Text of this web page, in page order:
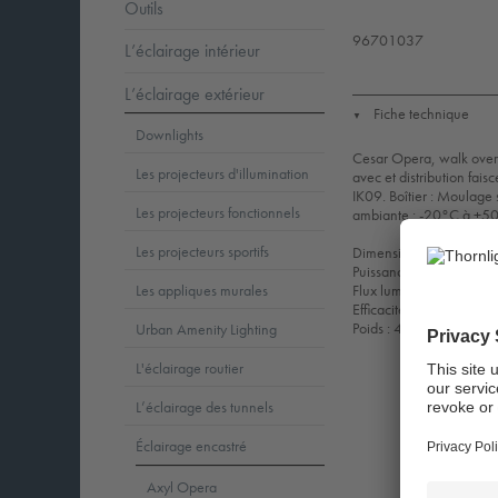
96701037
▼ Fiche technique
Cesar Opera, walk
avec et distribution
IK09. Boîtier : Moulage
ambiante : -20°C à
Dimensions : Ø275 x
Puissance du luminaire:
Flux lumineux du
Efficacité lumineuse du
Poids : 4,91 kg
Outils
L’éclairage intérieur
L’éclairage extérieur
Downlights
Les projecteurs d'illumination
Les projecteurs fonctionnels
Les projecteurs sportifs
Les appliques murales
Urban Amenity Lighting
L'éclairage routier
L’éclairage des tunnels
Éclairage encastré
Axyl Opera